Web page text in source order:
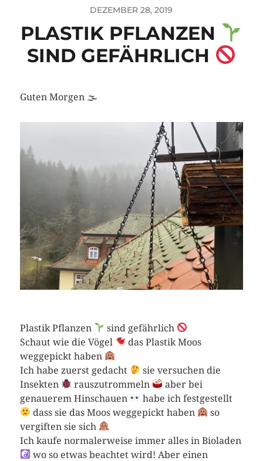
DEZEMBER 28, 2019
PLASTIK PFLANZEN
SIND GEFÄHRLICH
Guten Morgen 🌫
Plastik Pflanzen
sind gefährlich
Schaut wie die Vögel
das Plastik Moos
weggepickt haben
Ich habe zuerst gedacht
sie versuchen die
Insekten
rauszutrommeln
aber bei
genauerem Hinschauen
habe ich festgestellt
dass sie das Moos weggepickt haben
so
vergiften sie sich
Ich kaufe normalerweise immer alles in Bioladen
wo so etwas beachtet wird! Aber einen